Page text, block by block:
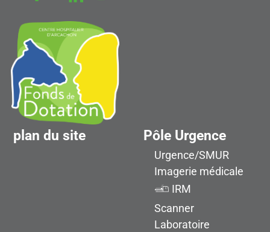
plan du site Pôle Urgence
Urgence/SMUR
Imagerie médicale
IRM
Scanner
Laboratoire